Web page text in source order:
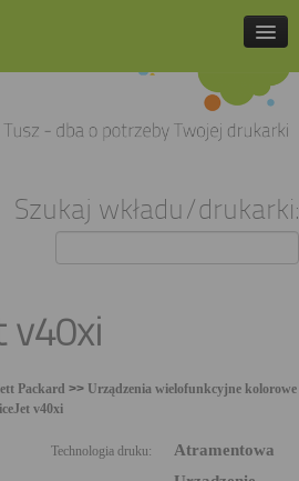
Szukaj wkładu/drukarki:
v40xi
Packard >> Urządzenia wielofunkcyjne kolorowe
v40xi
Technologia druku: Atramentowa